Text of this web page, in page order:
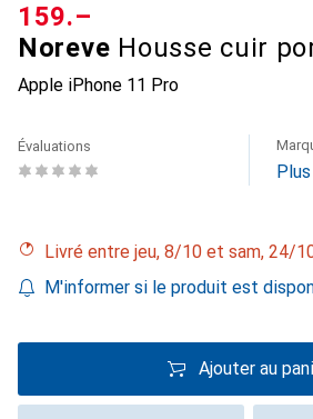
Noreve Housse cuir
Apple iPhone 11 Pro
CHF
159.–
Évaluations
Livré entre jeu, 8/10 et sam, 24/
M'informer si le produit est
Ajouter au